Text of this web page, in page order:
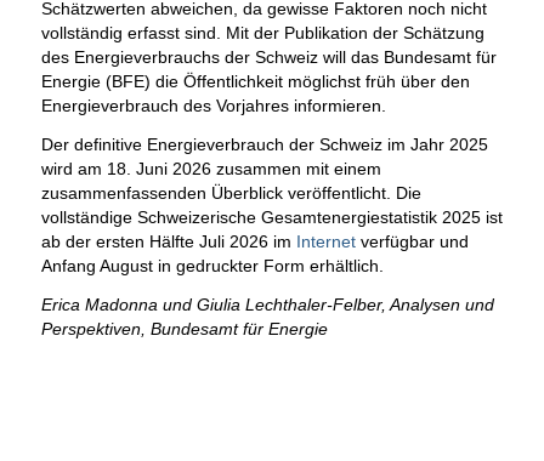
Schätzwerten abweichen, da gewisse Faktoren noch nicht
vollständig erfasst sind. Mit der Publikation der Schätzung
des Energieverbrauchs der Schweiz will das Bundesamt für
Energie (BFE) die Öffentlichkeit möglichst früh über den
Energieverbrauch des Vorjahres informieren.
Der definitive Energieverbrauch der Schweiz im Jahr 2025
wird am 18. Juni 2026 zusammen mit einem
zusammenfassenden Überblick veröffentlicht. Die
vollständige Schweizerische Gesamtenergiestatistik 2025 ist
ab der ersten Hälfte Juli 2026 im Internetverfügbar und
Anfang August in gedruckter Form erhältlich.
Erica Madonna und Giulia Lechthaler-Felber, Analysen und
Perspektiven, Bundesamt für Energie